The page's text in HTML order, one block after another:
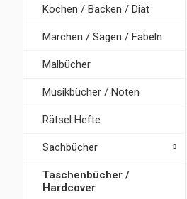
Kochen / Backen / Diät
Märchen / Sagen / Fabeln
Malbücher
Musikbücher / Noten
Rätsel Hefte
Sachbücher
Taschenbücher /
Hardcover